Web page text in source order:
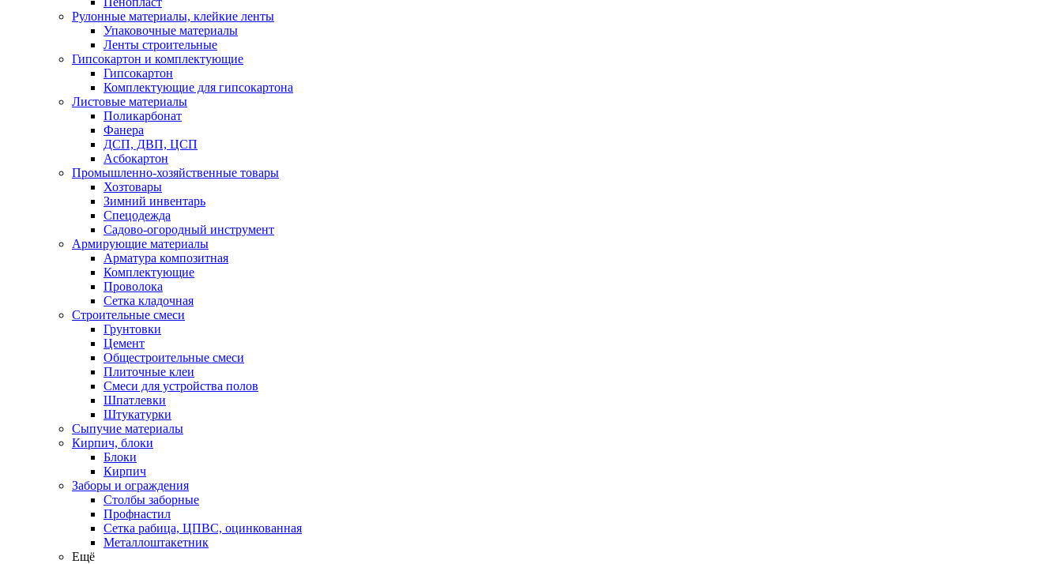
Рулонные материалы, клейкие ленты
Упаковочные материалы
Ленты строительные
Гипсокартон и комплектующие
Гипсокартон
Комплектующие для гипсокартона
Листовые материалы
Поликарбонат
Фанера
ДСП, ДВП, ЦСП
Асбокартон
Промышленно-хозяйственные товары
Хозтовары
Зимний инвентарь
Спецодежда
Садово-огородный инструмент
Армирующие материалы
Арматура композитная
Комплектующие
Проволока
Сетка кладочная
Строительные смеси
Грунтовки
Цемент
Общестроительные смеси
Плиточные клеи
Смеси для устройства полов
Шпатлевки
Штукатурки
Сыпучие материалы
Кирпич, блоки
Блоки
Кирпич
Заборы и ограждения
Столбы заборные
Профнастил
Сетка рабица, ЦПВС, оцинкованная
Металлоштакетник
Ещё